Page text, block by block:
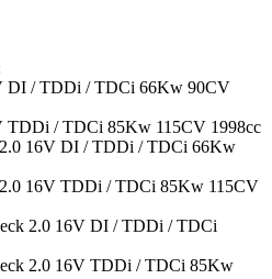
DI / TDDi / TDCi 66Kw 90CV
/ TDCi 85Kw 115CV 1998cc
16V DI / TDDi / TDCi 66Kw
16V TDDi / TDCi 85Kw 115CV
2.0 16V DI / TDDi / TDCi
2.0 16V TDDi / TDCi 85Kw